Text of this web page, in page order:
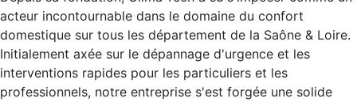
acteur incontournable dans le domaine du confort
domestique sur tous les département de la Saône & Loire.
Initialement axée sur le dépannage d'urgence et les
interventions rapides pour les particuliers et les
professionnels, notre entreprise s'est forgée une solide